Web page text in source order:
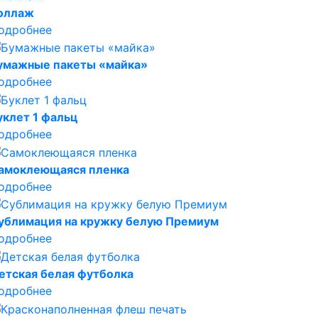
пакеты «майка»
1 фальц
пленка
на кружку белую Премиум
белая футболка